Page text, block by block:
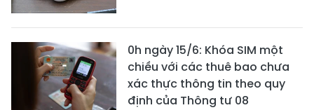
0h ngày 15/6: Khóa SIM một
chiều với các thuê bao chưa
xác thực thông tin theo quy
định của Thông tư 08